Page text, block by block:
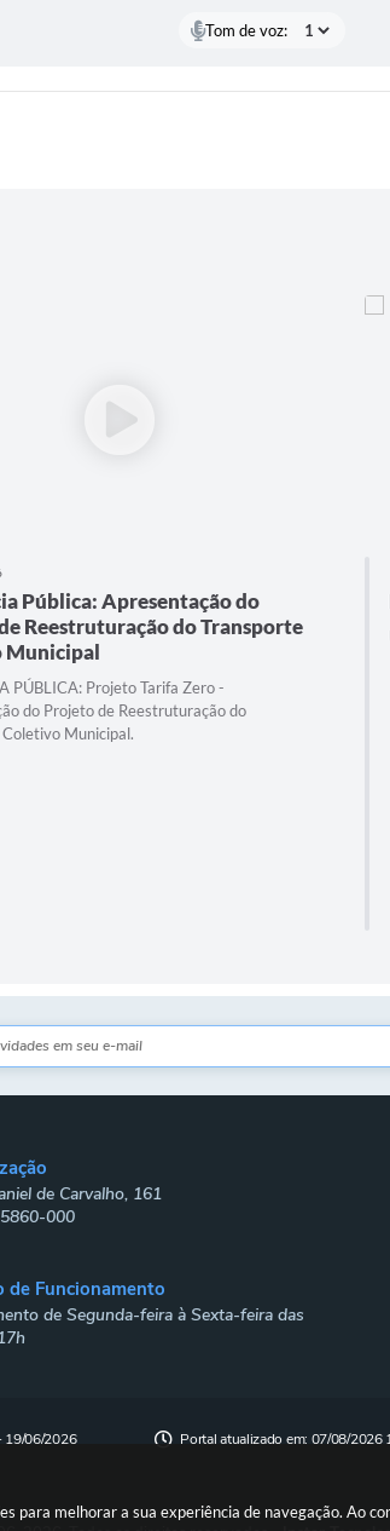
melhorar a sua experiência de navegação. Ao
Tom de voz:
Pública: Apresentação do
Reestruturação do Transporte
Municipal
PÚBLICA: Projeto Tarifa Zero -
do Projeto de Reestruturação do
Municipal.
de Carvalho, 161
000
de Funcionamento
de Segunda-feira à Sexta-feira das
19/06/2026 Portal atualizado em: 07/08/2026